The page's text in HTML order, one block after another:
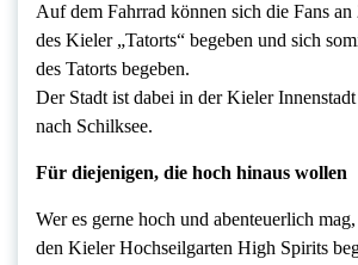
Auf dem Fahrrad können sich die Fans an
des Kieler „Tatorts“ begeben und sich
des Tatorts begeben.
Der Stadt ist dabei in der Kieler
nach Schilksee.
Für diejenigen, die hoch hinaus wollen
Wer es gerne hoch und abenteuerlich
den Kieler Hochseilgarten High Spirits